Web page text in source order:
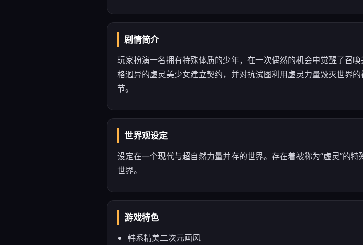
剧情简介
玩家扮演一名拥有特殊体质的少年，在一次偶然的机会中觉醒了召
格迥异的虚灵美少女建立契约，并对抗试图利用虚灵力量毁灭世界
节。
世界观设定
设定在一个现代与超自然力量并存的世界。存在着被称为“虚灵”的
世界。
游戏特色
韩系精美二次元画风